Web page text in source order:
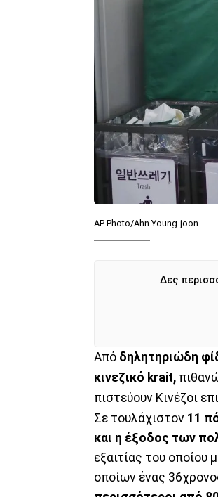
AP Photo/Ahn Young-joon
Δες
Από δηλητηριώδη
κινεζικό krait,
πιστεύουν Κινέζοι
Σε τουλάχιστον 11
και η έξοδος των
εξαιτίας του οποίου
οποίων ένας